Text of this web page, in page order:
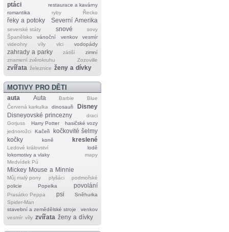
ptáci
restaurace a kavárny
romantika
ryby Řecko
řeky a potoky Severní Amerika
severské státy snové
sovy
Španělsko
vánoční venkov
vesmír
videohry
víly vlci vodopády
zahrady a parky zátiší
zimní
znamení zvěrokruhu
Zozoville
zvířata železnice ženy a dívky
MOTIVY PRO DĚTI
auta Auta Barbie
Blue
Červená karkulka
dinosauři
Disney
Disneyovské princezny
draci
Gorjuss
Harry Potter
hasičské vozy
jednorožci
Kačeři
kočkovité šelmy
kočky
koně kreslené
Ledové království
lodě
lokomotivy a vlaky
mapy
Medvídek Pú
Mickey Mouse a Minnie
Můj malý pony plyšáci
podmořské
policie
Popelka povolání
Prasátko Peppa psi
Sněhurka
Spider‐Man
stavební a zemědělské stroje
venkov
vesmír víly zvířata ženy a dívky